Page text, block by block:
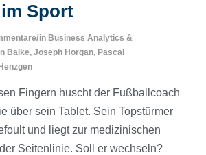
Sport
/in Business Analytics &
Balke, Joseph Horgan, Pascal
Fingern huscht der Fußballcoach
über sein Tablet. Sein Topstürmer
und liegt zur medizinischen
Seitenlinie. Soll er wechseln?